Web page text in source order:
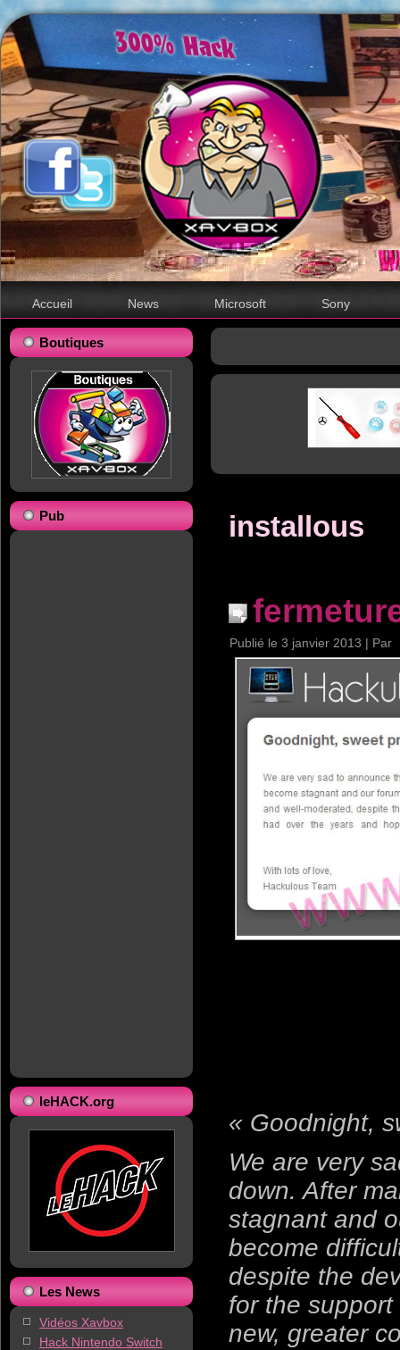
Accueil News Microsoft Sony
Boutiques
Pub
leHACK.org
Les News
Vidéos Xavbox
Hack Nintendo Switch
installous
Publié le 3 janvier 2013 | Par
« Goodnight,
We are very
down. After
stagnant and
become
despite the
for the
new, greater